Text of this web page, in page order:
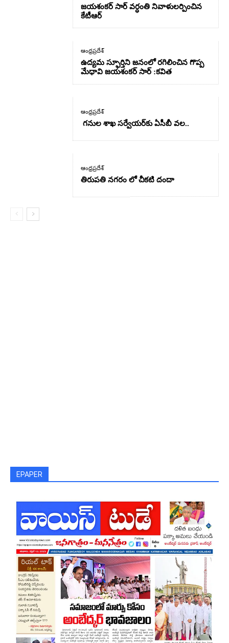
జయశంకర్ సార్ వర్ధంతి నివాళులర్పించిన
కేటీఆర్
ఆంధ్రప్రదేశ్
ఉద్యమ స్ఫూర్తిని జనంలో రగిలించిన గొప్ప
మేధావి జయశంకర్ సార్ :కవిత
ఆంధ్రప్రదేశ్
గనుల శాఖ సర్వేయర్‌కు ఏసీబీ వల..
ఆంధ్రప్రదేశ్
తిరుపతి నగరం లో చీకటి దందా
EPAPER